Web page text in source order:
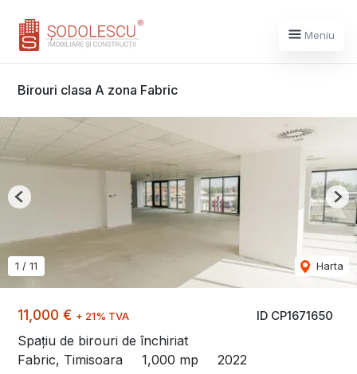
Meniu
Birouri clasa A zona Fabric
ID CP1671650
11,000 € + 21% TVA
Spațiu de birouri de închiriat
Fabric, Timisoara
1,000 mp 2022
1 / 11 Harta
Previous